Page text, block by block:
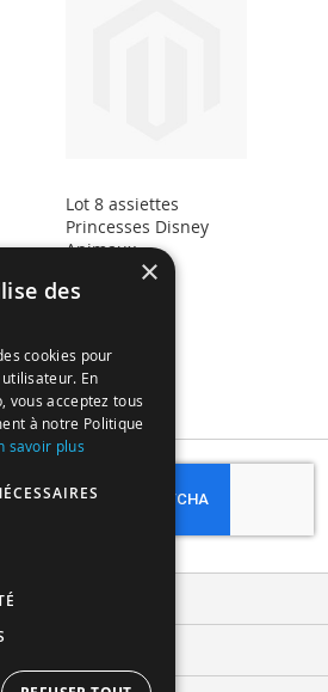
Lot 8 assiettes
Princesses Disney
Animaux
3,99 €
×
des
cookies pour
En
vous acceptez tous
à notre Politique
savoir plus